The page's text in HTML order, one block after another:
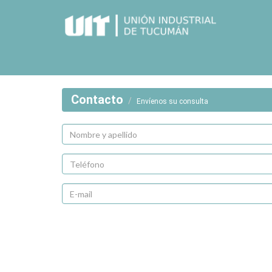
Contacto Envíenos su consulta